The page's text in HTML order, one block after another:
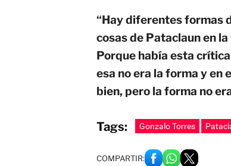
“Hay diferentes formas
cosas de Pataclaun en
Porque había esta
esa no era la forma y en
bien, pero la forma no
Tags: Gonzalo Torres
COMPARTIR: